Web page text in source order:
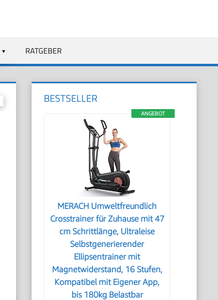
RATGEBER
BESTSELLER
ANGEBOT
MERACH Umweltfreundlich
Crosstrainer für Zuhause mit 47
cm Schrittlänge, Ultraleise
Selbstgenerierender
Ellipsentrainer mit
Magnetwiderstand, 16 Stufen,
Kompatibel mit Eigener App,
bis 180kg Belastbar